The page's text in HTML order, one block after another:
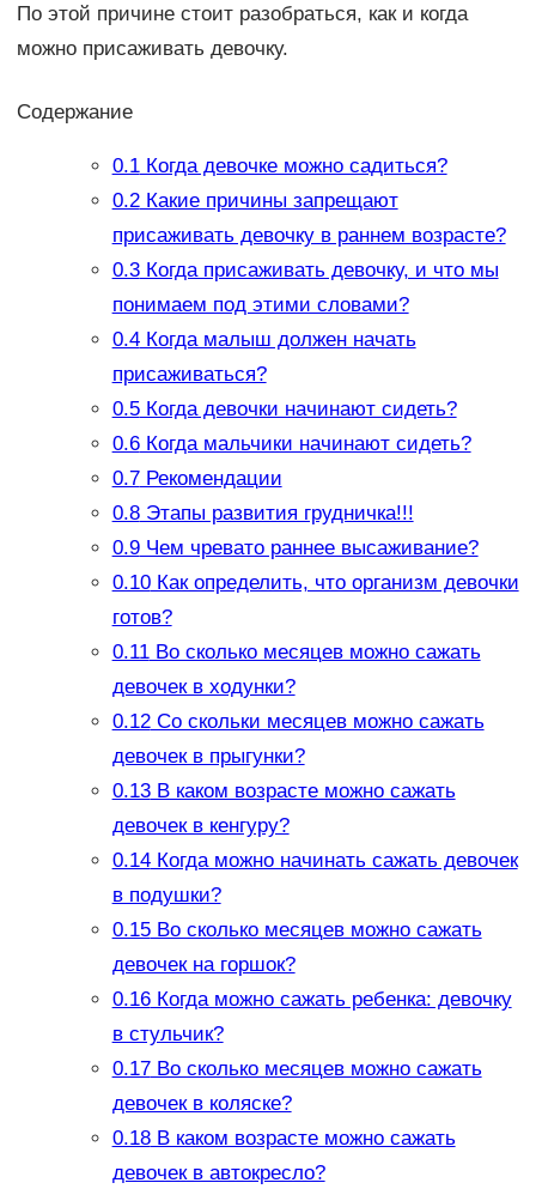
По этой причине стоит разобраться, как и когда
можно присаживать девочку.
Содержание
0.1Когда девочке можно садиться?
0.2Какие причины запрещают
присаживать девочку в раннем возрасте?
0.3Когда присаживать девочку, и что мы
понимаем под этими словами?
0.4Когда малыш должен начать
присаживаться?
0.5Когда девочки начинают сидеть?
0.6Когда мальчики начинают сидеть?
0.7Рекомендации
0.8Этапы развития грудничка!!!
0.9Чем чревато раннее высаживание?
0.10Как определить, что организм девочки
готов?
0.11Во сколько месяцев можно сажать
девочек в ходунки?
0.12Cо скольки месяцев можно сажать
девочек в прыгунки?
0.13В каком возрасте можно сажать
девочек в кенгуру?
0.14Когда можно начинать сажать девочек
в подушки?
0.15Во сколько месяцев можно сажать
девочек на горшок?
0.16Когда можно сажать ребенка: девочку
в стульчик?
0.17Во сколько месяцев можно сажать
девочек в коляске?
0.18В каком возрасте можно сажать
девочек в автокресло?